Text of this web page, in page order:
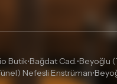
Butik•Bağdat Cad.•Beyoğlu
Nefesli Enstrüman•